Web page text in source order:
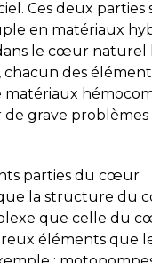
Ces deux parties
en matériaux
le cœur naturel
des
grave problèmes
parties du cœur
la structure du
que celle du
éléments que